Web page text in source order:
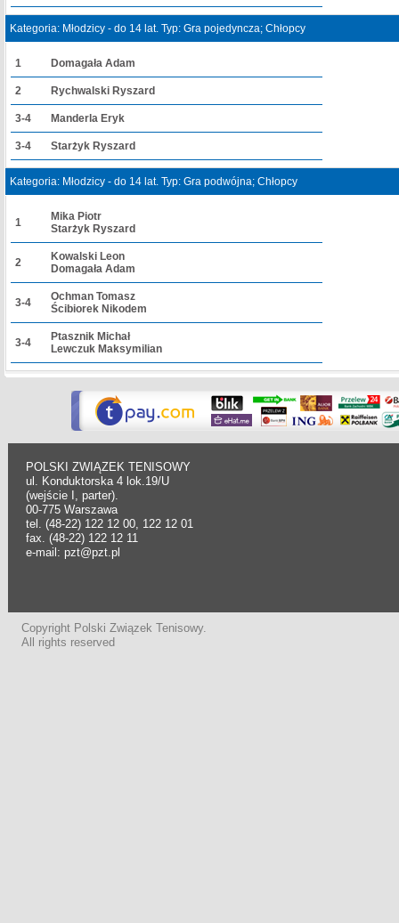
Kategoria: Młodzicy - do 14 lat. Typ: Gra pojedyncza; Chłopcy
1 Domagała Adam
2 Rychwalski Ryszard
3-4 Manderla Eryk
3-4 Starżyk Ryszard
Kategoria: Młodzicy - do 14 lat. Typ: Gra podwójna; Chłopcy
1
Mika Piotr
Starżyk Ryszard
2
Kowalski Leon
Domagała Adam
3-4
Ochman Tomasz
Ścibiorek Nikodem
3-4
Ptasznik Michał
Lewczuk Maksymilian
POLSKI ZWIĄZEK TENISOWY
ul. Konduktorska 4 lok.19/U
(wejście I, parter).
00-775 Warszawa
tel. (48-22) 122 12 00, 122 12 01
fax. (48-22) 122 12 11
e-mail: pzt@pzt.pl
Copyright Polski Związek Tenisowy.
All rights reserved